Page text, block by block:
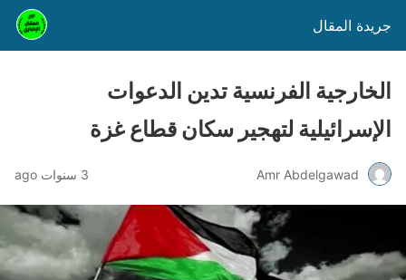
جريدة المقال
الخارجية الفرنسية تدين الدعوات
الإسرائيلية لتهجير سكان قطاع غزة
Amr Abdelgawad 3 سنوات ago